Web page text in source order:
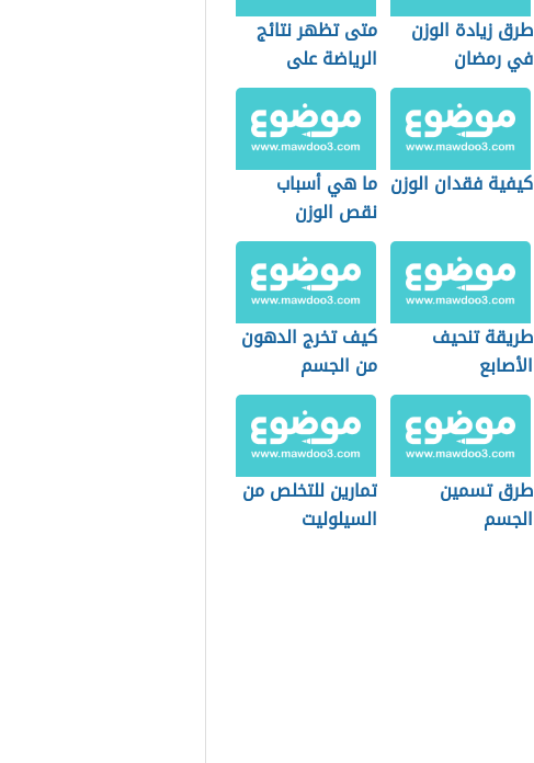
طرق زيادة الوزن
في رمضان
متى تظهر نتائج
الرياضة على
الجسم
كيفية فقدان الوزن ما هي أسباب
نقص الوزن
طريقة تنحيف
الأصابع
كيف تخرج الدهون
من الجسم
طرق تسمين
الجسم
تمارين للتخلص من
السيلوليت